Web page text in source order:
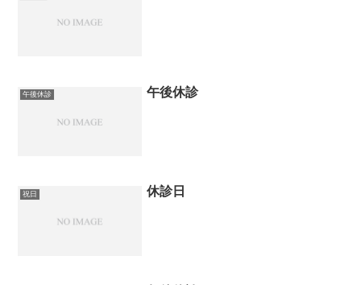
午後休診 午後休診
祝日 休診日